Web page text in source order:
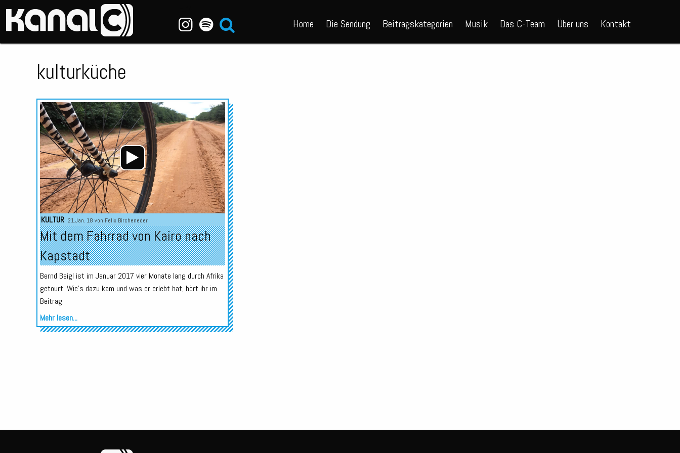
Home Die Sendung Beitragskategorien Musik Das C-Team Über uns Kontakt
kulturküche
Audio-
Player
KULTUR 21.Jan. 18 von Felix Bircheneder
Mit dem Fahrrad von Kairo nach
Kapstadt
Bernd Beigl ist im Januar 2017 vier Monate lang durch Afrika
getourt. Wie's dazu kam und was er erlebt hat, hört ihr im
Beitrag.
Mehr lesen...